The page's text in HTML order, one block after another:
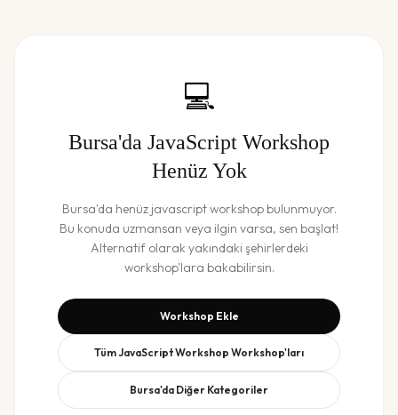
💻
Bursa'da JavaScript Workshop
Henüz Yok
Bursa'da henüz javascript workshopbulunmuyor.
Bu konuda uzmansan veya ilgin varsa, sen başlat!
Alternatif olarak yakındaki şehirlerdeki
workshop'lara bakabilirsin.
Workshop Ekle
TümJavaScript Workshop Workshop'ları
Bursa'da Diğer Kategoriler